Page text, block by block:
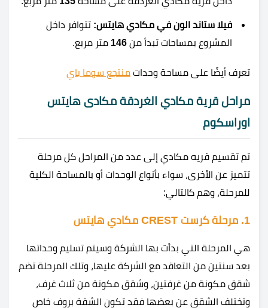
فيلا ستاند الون في مكادي هايتس: تتوافر داخل
المشروع بمساحات تبدأ من 146 متر مربع.
تعرف أيضًا على مساحة وحدات منتجع سوما باي
مراحل قرية مكادي الغردقة مكادى هايتس
اوراسكوم
تم تقسيم قريه مكادي إلى عدد من المراحل كل مرحلة
تتميز عن الأخرى، سواء بأنواع الوحدات أو بالمساحة الكلية
للمرحلة، وهم كالتالي:
1. مرحلة كرست CREST مكادي هايتس
هي المرحلة التي بدأت بها الشركة وسيتم تسليم وحداتها
بعد سنتين من التعاقد مع الشركة عليها، وتلك المرحلة تضم
شقق مكونة من غرفتين، وشقق مكونة من ثلاث غرف،
وتختلف الشقق عن بعضها فقد تكون الشقة بروف خاص